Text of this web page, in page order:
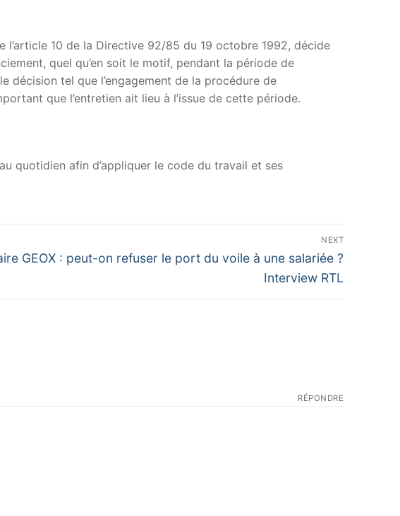
l’article 10 de la Directive 92/85 du 19 octobre 1992, décide
quel qu’en soit le motif, pendant la période de
décision tel que l’engagement de la procédure de
que l’entretien ait lieu à l’issue de cette période.
quotidien afin d’appliquer le code du travail et ses
NEXT
GEOX : peut-on refuser le port du voile à une salariée ?
Interview RTL
RÉPONDRE